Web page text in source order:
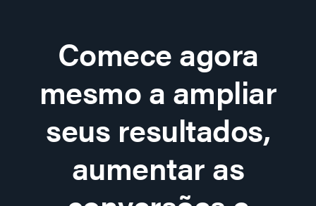
Comece agora
mesmo a ampliar
seus resultados,
aumentar as